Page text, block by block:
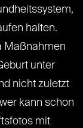
halten.
Maßnahmen
unter
nicht zuletzt
kann schon
mit